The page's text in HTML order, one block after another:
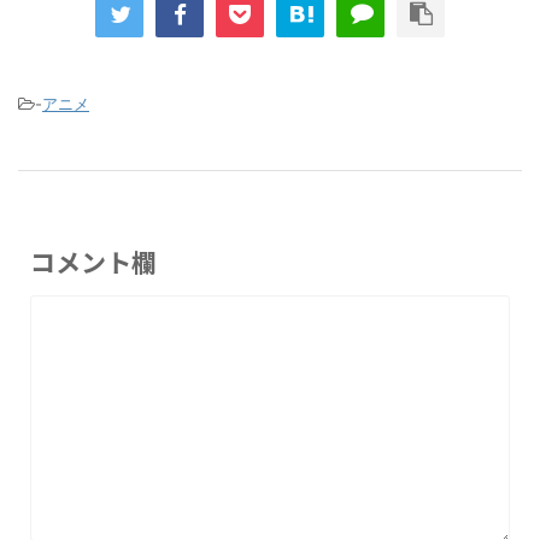
-アニメ
コメント欄